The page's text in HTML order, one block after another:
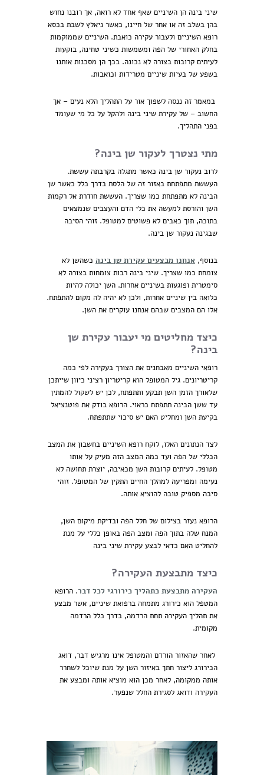
שיני בינה הן השיניים שאף אחד לא רואה, אך רובנו נחוש
בהן בשלב זה או אחר של חיינו, כאשר ניאלץ לשבת בכסא
רופא השיניים ולעבור עקירה כואבת. השיניים שממוקמות
בחלק האחורי של הפה ומשמשות כשיני טחינה, בוקעות
לעיתים קרובות בצורה לא נכונה. בכך הן מסכנות אותנו
בשפע של בעיות שיניים מטרידות וכואבות.
במאמר זה ננסה לשפוך אור על התהליך הלא נעים – אך
החשוב – של עקירת שיני בינה ולהקל על כל מי שעומד
בפני התהליך.
מתי נצטרך לעקור שן בינה?
לרוב נעקור שן בינה כאשר מתגלה בקרבתה עששת.
העששת מתפתחת באזור זה של הלסת בדרך כלל כאשר שן
הבינה לא מתפתחת כמו שצריך. העששת חודרת אל רקמות
השן והורסת למעשה את כלי הדם והעצבים שנמצאים
בתוכה, תוך כאבים לא פשוטים למטופל. זוהי הסיבה
שבגינה נעקור שן בינה.
בנוסף, אנחנו מבצעים עקירת שן בינה כשהשן לא
צומחת כמו שצריך. שיני בינה רבות צומחות בצורה לא
סימטרית ופוגעות בשיניים אחרות. השן יכולה להיות
כלואה בין שיניים אחרות, ולכן לא יהיה לה מקום להתפתח.
אלו הם המצבים שבהם אנחנו עוקרים את השן.
כיצד מחליטים מי יעבור עקירת שן
בינה?
רופאי השיניים מאבחנים את הצורך בעקירה לפי כמה
קריטריונים. גיל המטופל הוא קריטריון רציני כיוון שייתכן
שלאורך הזמן השן תבקע ותתפתח, לכן יש לשקול להמתין
עד ששן הבינה תתפתח כראוי. הרופא בודק את פוטנציאל
בקיעת השן ומחליט האם יש סיכוי שתתפתח.
לצד הנתונים האלו, לוקח רופא השיניים בחשבון את המצב
הכללי של הפה ועד כמה המצב הזה מעיק על אותו
מטופל. לעיתים קרובות השן מכאיבה, יוצרת תחושה לא
נעימה ומפריעה למהלך החיים התקין של המטופל. זוהי
סיבה מספיק טובה להוציא אותה.
הרופא נעזר בצילום של חלל הפה ובדיקת מיקום השן,
המנח שלה בתוך הפה ומצב הפה באופן כללי על מנת
להחליט האם כדאי לבצע עקירת שיני בינה
כיצד מתבצעת העקירה?
העקירה מתבצעת כתהליך כירורגי לכל דבר. הרופא
המטפל הוא כירורג מתמחה ברפואת שיניים, אשר מבצע
את תהליך העקירה תחת הרדמה, בדרך כלל הרדמה
מקומית.
לאחר שהאזור הורדם והמטופל אינו מרגיש דבר, דואג
הכירורג ליצור חתך באיזור השן על מנת שיוכל לשחרר
אותה ממקומה, לאחר מכן הוא מוציא אותה ומבצע את
העקירה ודואג לסגירת החלל שנפער.